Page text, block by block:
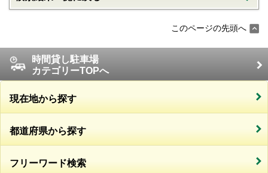
このページの先頭へ
時間貸し駐車場
カテゴリーTOPへ
現在地から探す
都道府県から探す
フリーワード検索